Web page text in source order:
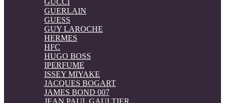
GUCCI
GUERLAIN
GUESS
GUY LAROCHE
HERMES
HFC
HUGO BOSS
IPERFUME
ISSEY MIYAKE
JACQUES BOGART
JAMES BOND 007
JEAN PAUL GAULTIER